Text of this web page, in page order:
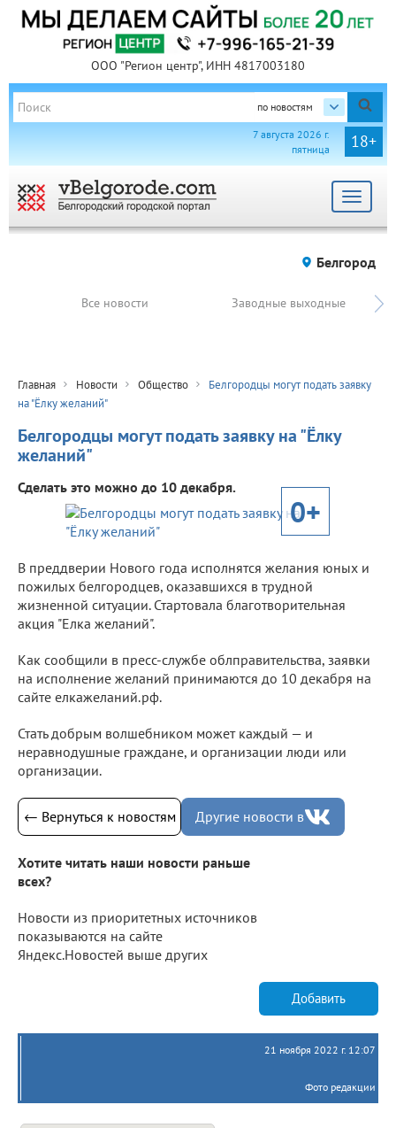
ООО "Регион центр", ИНН 4817003180
по новостям
18+
7 августа 2026 г.
пятница
Toggle
Белгород
Все новости Заводные выходные
Главная Новости Общество
Белгородцы могут подать заявку
на "Ёлку желаний"
Белгородцы могут подать заявку на "Ёлку
желаний"
Сделать это можно до 10 декабря.
0+
В преддверии Нового года исполнятся желания юных и
пожилых белгородцев, оказавшихся в трудной
жизненной ситуации. Стартовала благотворительная
акция "Елка желаний".
Как сообщили в пресс-службе облправительства, заявки
на исполнение желаний принимаются до 10 декабря на
сайте елкажеланий.рф.
Стать добрым волшебником может каждый — и
неравнодушные граждане, и организации люди или
организации.
← Вернуться к новостям Другие новости в
Хотите читать наши новости раньше
всех?
Новости из приоритетных источников
показываются на сайте
Яндекс.Новостей выше других
Добавить
21 ноября 2022 г. 12:07
Фото редакции